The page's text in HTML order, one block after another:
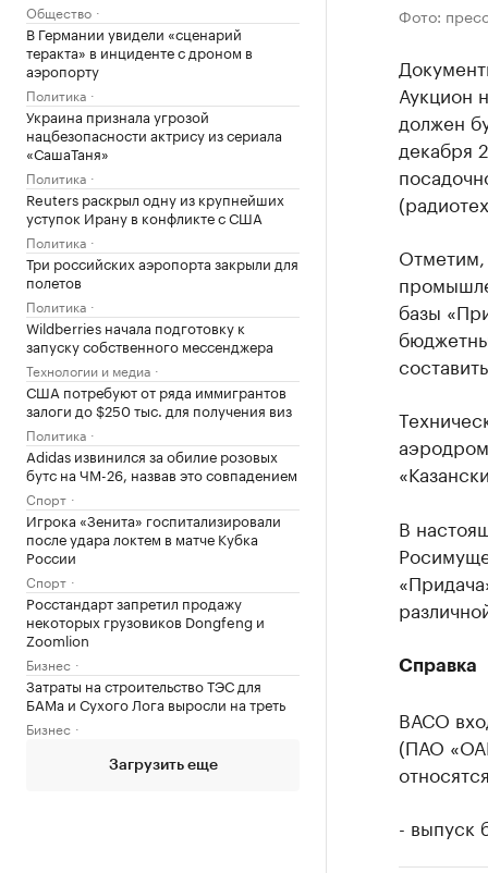
Общество
В Германии увидели «сценарий
теракта» в инциденте с дроном в
аэропорту
Политика
Украина признала угрозой
нацбезопасности актрису из сериала
«СашаТаня»
Политика
Reuters раскрыл одну из крупнейших
уступок Ирану в конфликте с США
Политика
Три российских аэропорта закрыли для
полетов
Политика
Wildberries начала подготовку к
запуску собственного мессенджера
Технологии и медиа
США потребуют от ряда иммигрантов
залоги до $250 тыс. для получения виз
Политика
Adidas извинился за обилие розовых
бутс на ЧМ-26, назвав это совпадением
Спорт
Игрока «Зенита» госпитализировали
после удара локтем в матче Кубка
России
Спорт
Росстандарт запретил продажу
некоторых грузовиков Dongfeng и
Zoomlion
Бизнес
Затраты на строительство ТЭС для
БАМа и Сухого Лога выросли на треть
Бизнес
Загрузить еще
Фото:
Аукцион
должен
декабря
Отметим,
базы
В
Справка
ВАСО
(ПАО
- выпуск